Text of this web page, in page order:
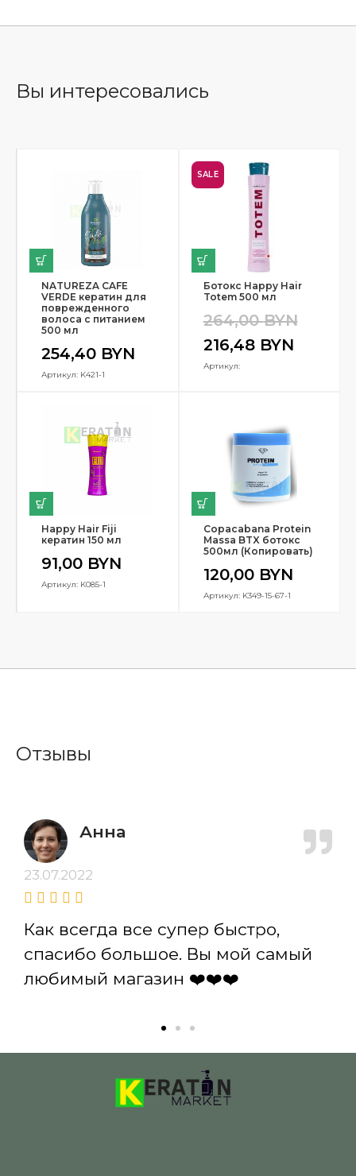
Вы интересовались
NATUREZA CAFE
VERDE кератин для
поврежденного
волоса с питанием
500 мл
254,40 BYN
Артикул: K421-1
SALE
Ботокс Happy Hair
Totem 500 мл
264,00BYN
216,48 BYN
Артикул:
Happy Hair Fiji
кератин 150 мл
91,00 BYN
Артикул: K085-1
Copacabana Protein
Massa BTX ботокс
500мл (Копировать)
120,00 BYN
Артикул: K349-15-67-1
Отзывы
Анна
23.07.2022
Как всегда все супер быстро,
спасибо большое. Вы мой самый
любимый магазин ❤️❤️❤️